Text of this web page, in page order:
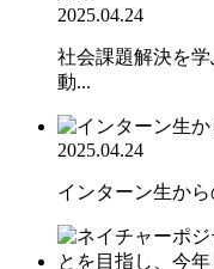
2025.04.24
社会課題解決を
動...
2025.04.24
インターン生から